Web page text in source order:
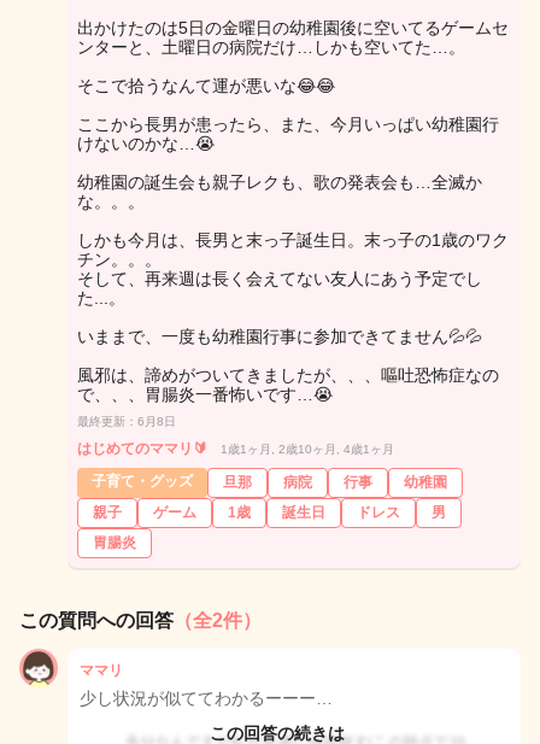
出かけたのは5日の金曜日の幼稚園後に空いてるゲームセ
ンターと、土曜日の病院だけ…しかも空いてた…。
そこで拾うなんて運が悪いな😂😂
ここから長男が患ったら、また、今月いっぱい幼稚園行
けないのかな…😭
幼稚園の誕生会も親子レクも、歌の発表会も…全滅か
な。。。
しかも今月は、長男と末っ子誕生日。末っ子の1歳のワク
チン。。。
そして、再来週は長く会えてない友人にあう予定でし
た...。
いままで、一度も幼稚園行事に参加できてません💦💦
風邪は、諦めがついてきましたが、、、嘔吐恐怖症なの
で、、、胃腸炎一番怖いです…😭
最終更新：6月8日
はじめてのママリ🔰 1歳1ヶ月, 2歳10ヶ月, 4歳1ヶ月
子育て・グッズ 旦那 病院 行事
幼稚園
親子
ゲーム 1歳 誕生日 ドレス
男
胃腸炎
この質問への回答 （全2件）
ママリ
少し状況が似ててわかるーーー…
この回答の続きは